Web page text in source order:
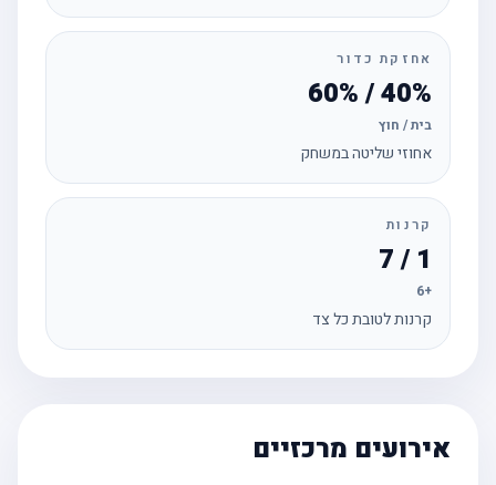
אחזקת כדור
40% / 60%
בית / חוץ
אחוזי שליטה במשחק
קרנות
קרנות לטובת כל צד
אירועים מרכזיים